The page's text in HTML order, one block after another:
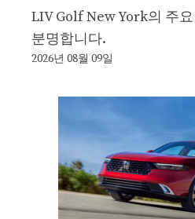
LIV Golf New York의 주
분명합니다.
2026년 08월 09일